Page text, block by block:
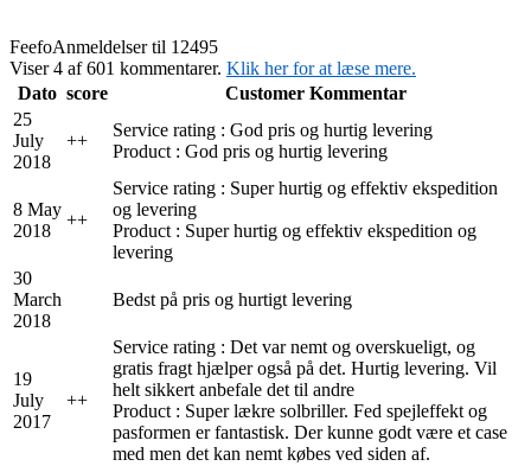
FeefoAnmeldelser til 12495
Viser 4 af 601 kommentarer. Klik her for at læse mere.
Dato score
Customer Kommentar
25
July
2018
++
Service rating : God pris og hurtig levering
Product : God pris og hurtig levering
8 May
2018
++
Service rating : Super hurtig og effektiv ekspedition
og levering
Product : Super hurtig og effektiv ekspedition og
levering
30
March
2018
Bedst på pris og hurtigt levering
19
July
2017
++
Service rating : Det var nemt og overskueligt, og
gratis fragt hjælper også på det. Hurtig levering. Vil
helt sikkert anbefale det til andre
Product : Super lækre solbriller. Fed spejleffekt og
pasformen er fantastisk. Der kunne godt være et case
med men det kan nemt købes ved siden af.